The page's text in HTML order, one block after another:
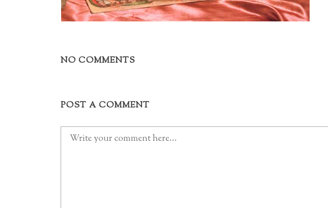
NO COMMENTS
POST A COMMENT